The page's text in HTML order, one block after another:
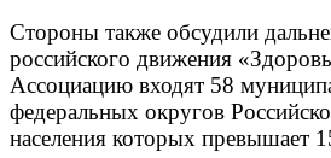
Стороны также обсудили
российского движения
Ассоциацию входят 58
федеральных округов
населения которых превышает